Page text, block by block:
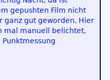
gepushten Film nicht
ganz gut geworden. Hier
mal manuell belichtet,